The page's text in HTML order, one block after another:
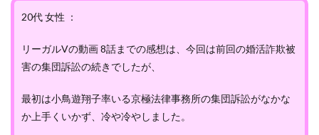
20代 女性 ：
リーガルVの動画 8話までの感想は、今回は前回の婚活詐欺被
害の集団訴訟の続きでしたが、
最初は小鳥遊翔子率いる京極法律事務所の集団訴訟がなかな
か上手くいかず、冷や冷やしました。